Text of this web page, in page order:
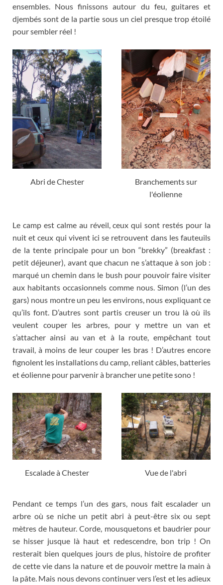
ensembles. Nous finissons autour du feu, guitares et
djembés sont de la partie sous un ciel presque trop étoilé
pour sembler réel !
Abri de Chester
Branchements sur
l'éolienne
Le camp est calme au réveil,ceux qui sont restés pour la
nuit et ceux qui vivent ici se retrouvent dans les fauteuils
de la tente principale pour un bon “brekky” (breakfast :
petit déjeuner), avant que chacun ne s’attaque à son job:
marqué un chemin dans le bush pour pouvoir faire visiter
aux habitants occasionnels comme nous. Simon (l’un des
gars) nous montre un peu les environs, nous expliquant ce
qu’ils font. D’autres sont partis creuser un trou là où ils
veulent couper les arbres, pour y mettre un van et
s’attacher ainsi au van et à la route, empêchant tout
travail, à moins de leur couper les bras ! D’autres encore
fignolent les installations du camp, reliant câbles, batteries
et éolienne pour parvenir à brancher une petite sono !
Escalade à Chester Vue de l'abri
Pendant ce temps l’un des gars, nous fait escalader un
arbre où se niche un petit abri à peut-être six ou sept
mètres de hauteur.Corde, mousquetons et baudrier pour
se hisser jusque là haut et redescendre, bon trip!On
resterait bien quelques jours de plus, histoire de profiter
de cette vie dans la nature et de pouvoir mettre la main à
la pâte. Mais nous devons continuer vers l’est et les adieux